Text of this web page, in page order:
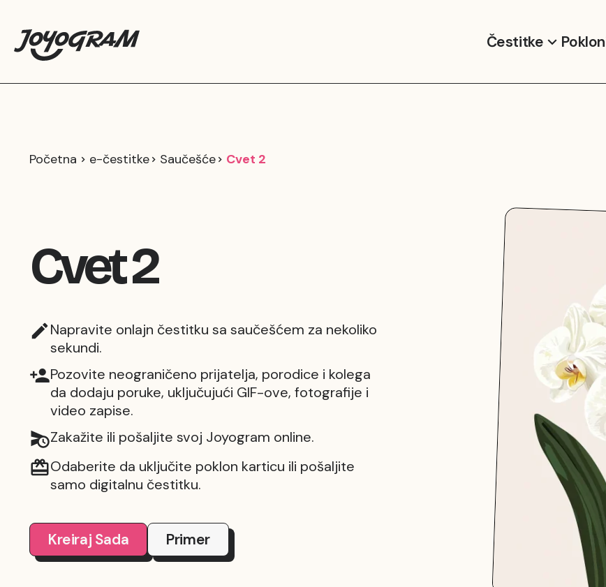
Čestitke
Početna e-čestitke Saučešće Cvet 2
Cvet 2
Napravite onlajn čestitku sa saučešćem za nekoliko
sekundi.
Pozovite neograničeno prijatelja, porodice i kolega
da dodaju poruke, uključujući GIF-ove, fotografije i
video zapise.
Zakažite ili pošaljite svoj Joyogram online.
Odaberite da uključite poklon karticu ili pošaljite
samo digitalnu čestitku.
Kreiraj Sada Primer